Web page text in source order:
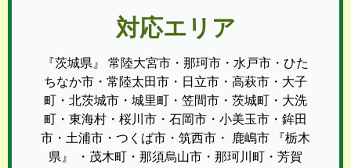
対応エリア
『茨城県』 常陸大宮市・那珂市・水戸市・ひた
ちなか市・常陸太田市・日立市・高萩市・大子
町・北茨城市・城里町・笠間市・茨城町・大洗
町・東海村・桜川市・石岡市・小美玉市・鉾田
市・土浦市・つくば市・筑西市・ 鹿嶋市 『栃木
県』 ・茂木町・那須烏山市・那珂川町・芳賀